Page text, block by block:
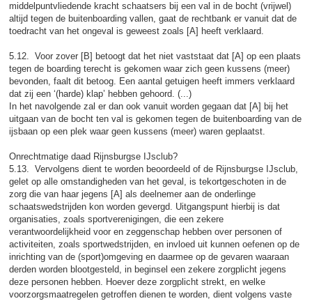
middelpuntvliedende kracht schaatsers bij een val in de bocht (vrijwel)
altijd tegen de buitenboarding vallen, gaat de rechtbank er vanuit dat de
toedracht van het ongeval is geweest zoals [A] heeft verklaard.
5.12. Voor zover [B] betoogt dat het niet vaststaat dat [A] op een plaats
tegen de boarding terecht is gekomen waar zich geen kussens (meer)
bevonden, faalt dit betoog. Een aantal getuigen heeft immers verklaard
dat zij een ‘(harde) klap’ hebben gehoord. (...)
In het navolgende zal er dan ook vanuit worden gegaan dat [A] bij het
uitgaan van de bocht ten val is gekomen tegen de buitenboarding van de
ijsbaan op een plek waar geen kussens (meer) waren geplaatst.
Onrechtmatige daad Rijnsburgse IJsclub?
5.13. Vervolgens dient te worden beoordeeld of de Rijnsburgse IJsclub,
gelet op alle omstandigheden van het geval, is tekortgeschoten in de
zorg die van haar jegens [A] als deelnemer aan de onderlinge
schaatswedstrijden kon worden gevergd. Uitgangspunt hierbij is dat
organisaties, zoals sportverenigingen, die een zekere
verantwoordelijkheid voor en zeggenschap hebben over personen of
activiteiten, zoals sportwedstrijden, en invloed uit kunnen oefenen op de
inrichting van de (sport)omgeving en daarmee op de gevaren waaraan
derden worden blootgesteld, in beginsel een zekere zorgplicht jegens
deze personen hebben. Hoever deze zorgplicht strekt, en welke
voorzorgsmaatregelen getroffen dienen te worden, dient volgens vaste